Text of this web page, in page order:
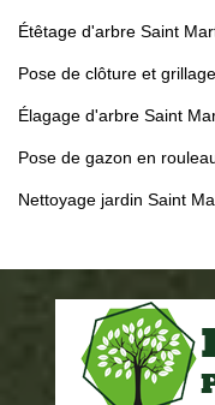
Étêtage d'arbre Saint
Pose de clôture et
Élagage d'arbre Saint
Pose de gazon en
Nettoyage jardin Saint